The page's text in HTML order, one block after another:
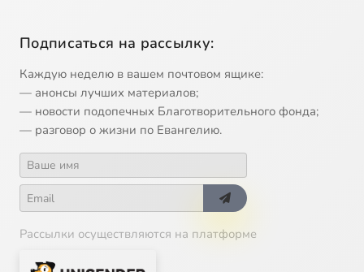
Подписаться на рассылку:
Каждую неделю в вашем почтовом ящике:
— анонсы лучших материалов;
— новости подопечных Благотворительного фонда;
— разговор о жизни по Евангелию.
Рассылки осуществляются на платформе